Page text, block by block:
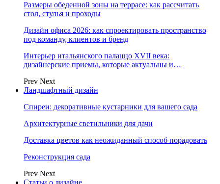
Размеры обеденной зоны на террасе: как рассчитать
стол, стулья и проходы
Дизайн офиса 2026: как спроектировать пространство
под команду, клиентов и бренд
Интерьер итальянского палаццо XVII века:
дизайнерские приемы, которые актуальны и…
Prev Next
Ландшафтный дизайн
Спиреи: декоративные кустарники для вашего сада
Архитектурные светильники для дачи
Доставка цветов как неожиданный способ порадовать
Реконструкция сада
Prev Next
Статьи о дизайне